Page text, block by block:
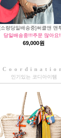
량당일배송중]써클앤 맨
당일배송중!!!주문 많아요
69,000원
인기있는 코디아이템